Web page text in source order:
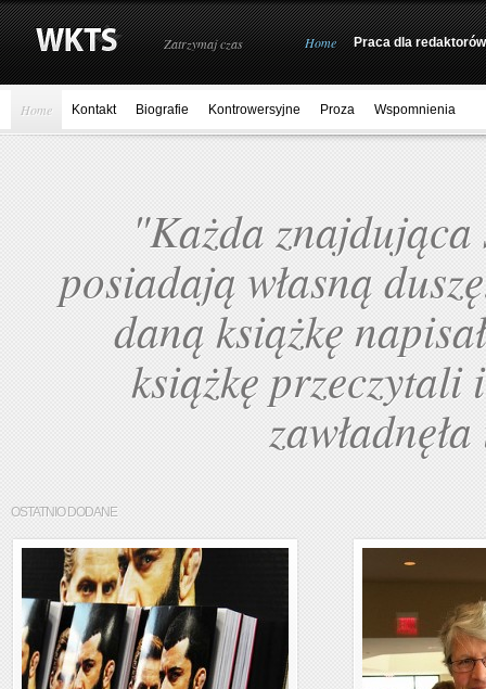
Zatrzymaj czas Home Praca dla redaktorów
Home Kontakt Biografie Kontrowersyjne Proza Wspomnienia
"Każda znajdująca
posiadają własną
daną książkę
książkę przeczytali
OSTATNIO DODANE